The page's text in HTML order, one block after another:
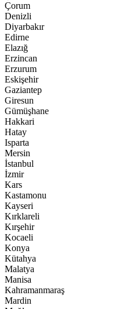
Çorum
Denizli
Diyarbakır
Edirne
Elazığ
Erzincan
Erzurum
Eskişehir
Gaziantep
Giresun
Gümüşhane
Hakkari
Hatay
Isparta
Mersin
İstanbul
İzmir
Kars
Kastamonu
Kayseri
Kırklareli
Kırşehir
Kocaeli
Konya
Kütahya
Malatya
Manisa
Kahramanmaraş
Mardin